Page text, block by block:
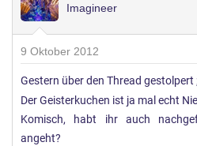
Imagineer
9 Oktober 2012
Gestern über den Thread gestolpert
Der Geisterkuchen ist ja mal echt
Komisch, habt ihr auch
angeht?